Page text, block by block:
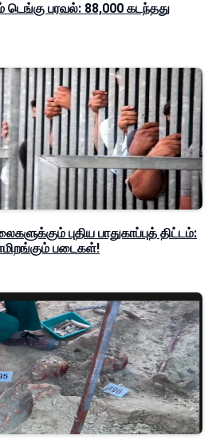
பரவல்: 88,000 கடந்தது
புதிய பாதுகாப்புத் திட்டம்:
படைகள்!